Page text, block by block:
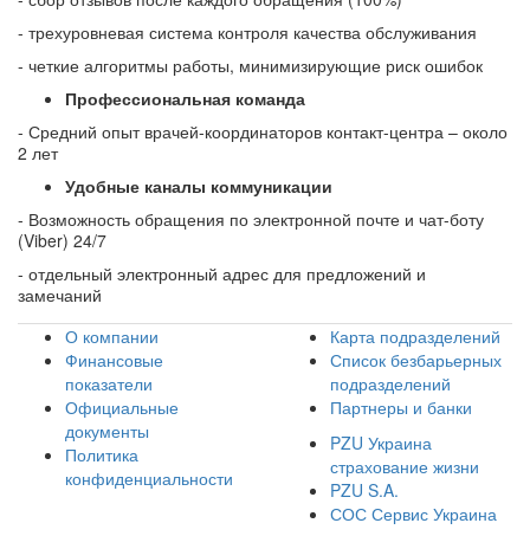
- трехуровневая система контроля качества обслуживания
- четкие алгоритмы работы, минимизирующие риск ошибок
Профессиональная команда
- Средний опыт врачей-координаторов контакт-центра – около
2 лет
Удобные каналы коммуникации
- Возможность обращения по электронной почте и чат-боту
(Viber) 24/7
- отдельный электронный адрес для предложений и
замечаний
О компании
Финансовые
показатели
Официальные
документы
Политика
конфиденциальности
Карта подразделений
Список безбарьерных
подразделений
Партнеры и банки
PZU Украина
страхование жизни
PZU S.A.
СОС Сервис Украина